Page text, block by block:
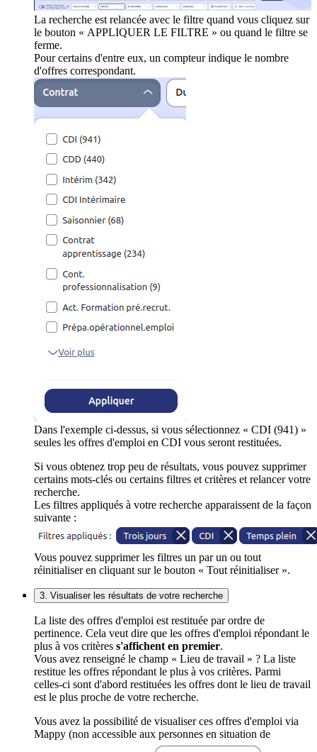
La recherche est relancée avec le filtre quand vous cliquez sur
le bouton « APPLIQUER LE FILTRE » ou quand le filtre se
ferme.
Pour certains d'entre eux, un compteur indique le nombre
d'offres correspondant.
Dans l'exemple ci-dessus, si vous sélectionnez « CDI (941) »
seules les offres d'emploi en CDI vous seront restituées.
Si vous obtenez trop peu de résultats, vous pouvez supprimer
certains mots-clés ou certains filtres et critères et relancer votre
recherche.
Les filtres appliqués à votre recherche apparaissent de la façon
suivante :
Vous pouvez supprimer les filtres un par un ou tout
réinitialiser en cliquant sur le bouton « Tout réinitialiser ».
3. Visualiser les résultats de votre recherche
La liste des offres d'emploi est restituée par ordre de
pertinence. Cela veut dire que les offres d'emploi répondant le
plus à vos critères s'affichent en premier.
Vous avez renseigné le champ « Lieu de travail » ? La liste
restitue les offres répondant le plus à vos critères. Parmi
celles-ci sont d'abord restituées les offres dont le lieu de travail
est le plus proche de votre recherche.
Vous avez la possibilité de visualiser ces offres d'emploi via
Mappy (non accessible aux personnes en situation de